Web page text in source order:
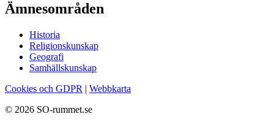
Ämnesområden
Historia
Religionskunskap
Geografi
Samhällskunskap
Cookies och GDPR | Webbkarta
© 2026 SO-rummet.se